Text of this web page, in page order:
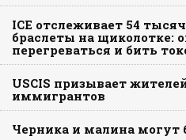
ICE отслеживает 54
браслеты на щиколотке:
перегреваться и бить
USCIS призывает
иммигрантов
Черника и малина могут